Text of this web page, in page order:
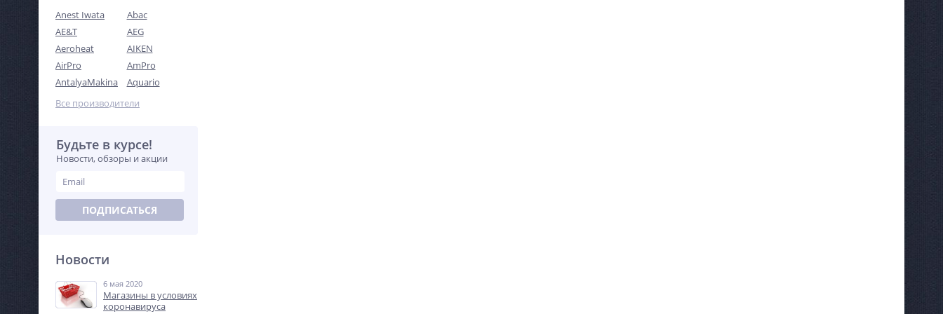
Anest Iwata
Abac
AE&T
AEG
Aeroheat
AIKEN
AirPro
AmPro
AntalyaMakina
Aquario
Все производители
Будьте в курсе!
Новости, обзоры и акции
ПОДПИСАТЬСЯ
Новости
6 мая 2020
Магазины в условиях
коронавируса